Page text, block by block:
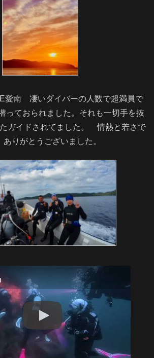
愛南 凄いダイバーの人数で超満員で
っておられました。それも一切手を抜
ガイドされてました。 情熱と若さで
りがとうございました。